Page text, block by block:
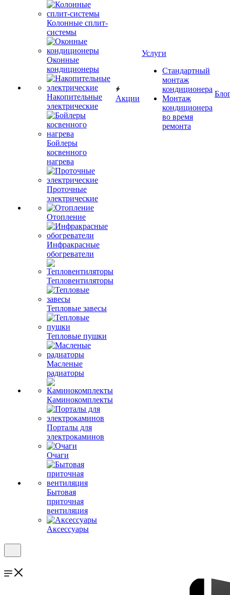
Колонные сплит-
системы
Оконные
кондиционеры
Накопительные
электрические
Бойлеры
косвенного
нагрева
Проточные
электрические
Отопление
Инфракрасные
обогреватели
Тепловентиляторы
Тепловые завесы
Тепловые пушки
Масленые
радиаторы
Каминокомплекты
Порталы для
электрокаминов
Очаги
Бытовая
приточная
вентиляция
Аксессуары
Акции
Услуги
Стандартный
монтаж
кондиционера
Монтаж
кондиционера
во время
ремонта